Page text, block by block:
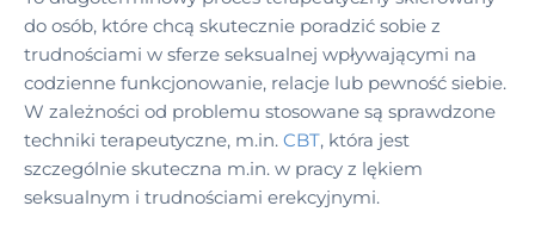
do osób, które chcą skutecznie poradzić sobie z
trudnościami w sferze seksualnej wpływającymi na
codzienne funkcjonowanie, relacje lub pewność siebie.
W zależności od problemu stosowane są sprawdzone
techniki terapeutyczne, m.in. CBT, która jest
szczególnie skuteczna m.in. w pracy z lękiem
seksualnym i trudnościami erekcyjnymi.